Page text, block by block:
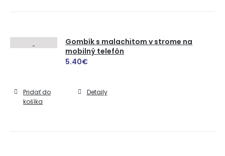
Gombík s malachitom v strome na
mobilný telefón
5.40€
Pridať do
košíka
Detaily